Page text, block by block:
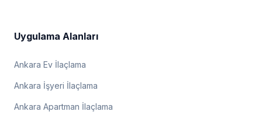
Uygulama Alanları
Ankara Ev İlaçlama
Ankara İşyeri İlaçlama
Ankara Apartman İlaçlama